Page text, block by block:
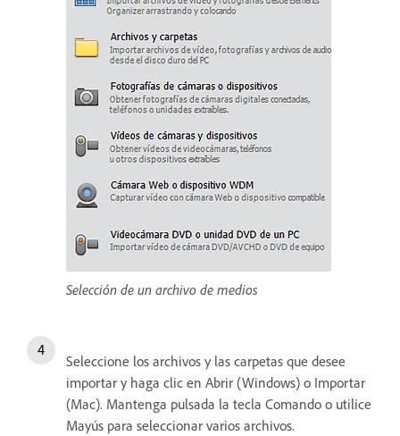
Selección de un archivo de medios
Seleccione los archivos y las carpetas que desee
importar y haga clic en Abrir (Windows) o Importar
(Mac). Mantenga pulsada la tecla Comando o utilice
Mayús para seleccionar varios archivos.